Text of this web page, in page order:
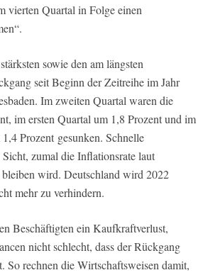
vierten Quartal in Folge einen
sowie den am längsten
seit Beginn der Zeitreihe im Jahr
Im zweiten Quartal waren die
im ersten Quartal um 1,8 Prozent und im
Prozent gesunken. Schnelle
zumal die Inflationsrate laut
wird. Deutschland wird 2022
mehr zu verhindern.
Beschäftigten ein Kaufkraftverlust,
nicht schlecht, dass der Rückgang
So rechnen die Wirtschaftsweisen damit,